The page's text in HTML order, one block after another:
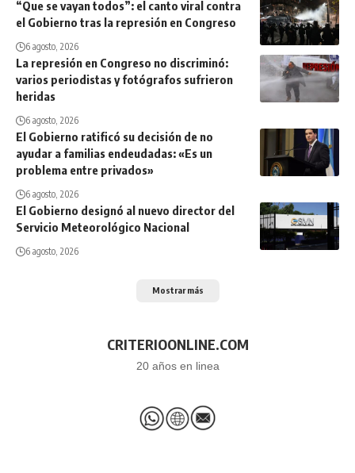
“Que se vayan todos”: el canto viral contra
el Gobierno tras la represión en Congreso
6 agosto, 2026
La represión en Congreso no discriminó:
varios periodistas y fotógrafos sufrieron
heridas
6 agosto, 2026
El Gobierno ratificó su decisión de no
ayudar a familias endeudadas: «Es un
problema entre privados»
6 agosto, 2026
El Gobierno designó al nuevo director del
Servicio Meteorológico Nacional
6 agosto, 2026
Mostrar más
CRITERIOONLINE.COM
20 años en linea